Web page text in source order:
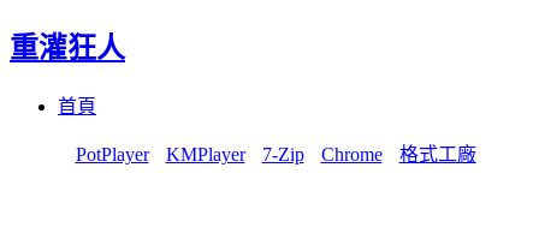
重灌狂人
首頁
PotPlayer KMPlayer 7-Zip Chrome 格式工廠